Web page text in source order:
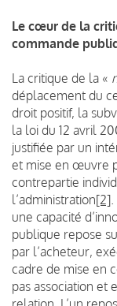
Le cœur de la
commande
La critique de la «
déplacement du
droit positif, la
la loi du 12 avril
justifiée par un
et mise en œuvre
contrepartie
l’administration[2]
une capacité
publique repose
par l’acheteur,
cadre de mise en
pas association et